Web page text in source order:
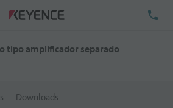
tipo amplificador separado
Downloads